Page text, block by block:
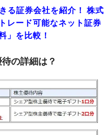
る証券会社を紹介！ 株式
レード可能なネット証券
」を比較！
の詳細は？